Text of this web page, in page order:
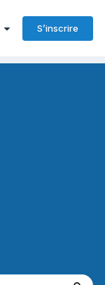
S’inscrire